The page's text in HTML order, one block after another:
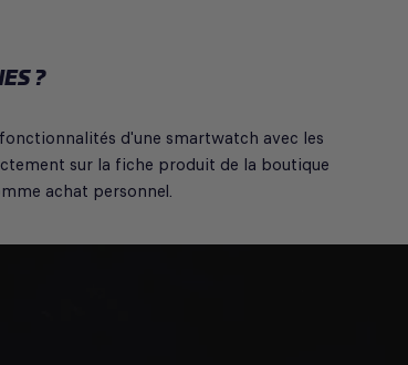
?
d'une smartwatch avec les
sur la fiche produit de la boutique
achat personnel.